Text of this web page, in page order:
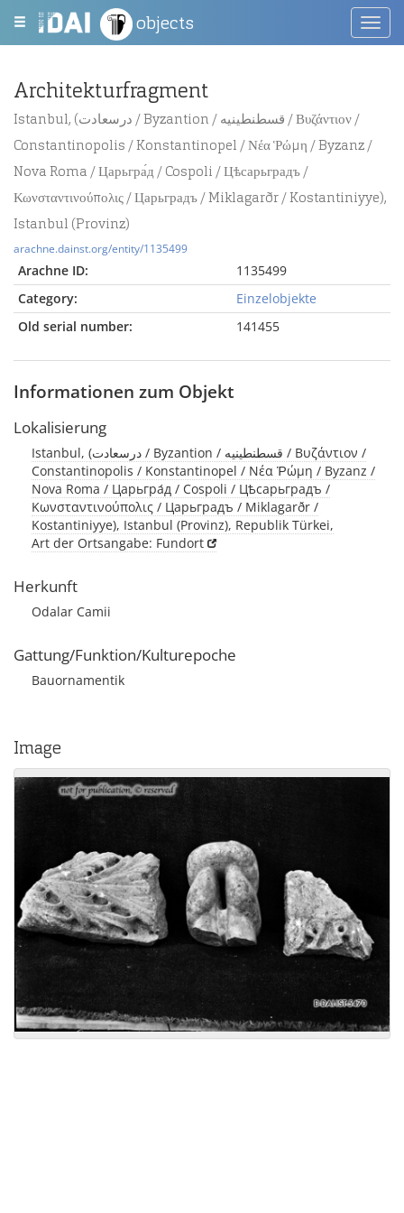
objects
Architekturfragment
Istanbul, (درسعادت / Byzantion / قسطنطينيه / Βυζάντιον /
Constantinopolis / Konstantinopel / Νέα Ῥώμη / Byzanz /
Nova Roma / Царьгра́д / Cospoli / Цѣсарьградъ /
Κωνσταντινούπολις / Царьградъ / Miklagarðr / Kostantiniyye),
Istanbul (Provinz)
arachne.dainst.org/entity/1135499
Arachne ID:
1135499
Category:
Einzelobjekte
Old serial number:
141455
Informationen zum Objekt
Lokalisierung
Istanbul, (درسعادت / Byzantion / قسطنطينيه / Βυζάντιον /
Constantinopolis / Konstantinopel / Νέα Ῥώμη / Byzanz /
Nova Roma / Царьгра́д / Cospoli / Цѣсарьградъ /
Κωνσταντινούπολις / Царьградъ / Miklagarðr /
Kostantiniyye), Istanbul (Provinz), Republik Türkei,
Art der Ortsangabe: Fundort
Herkunft
Odalar Camii
Gattung/Funktion/Kulturepoche
Bauornamentik
Image